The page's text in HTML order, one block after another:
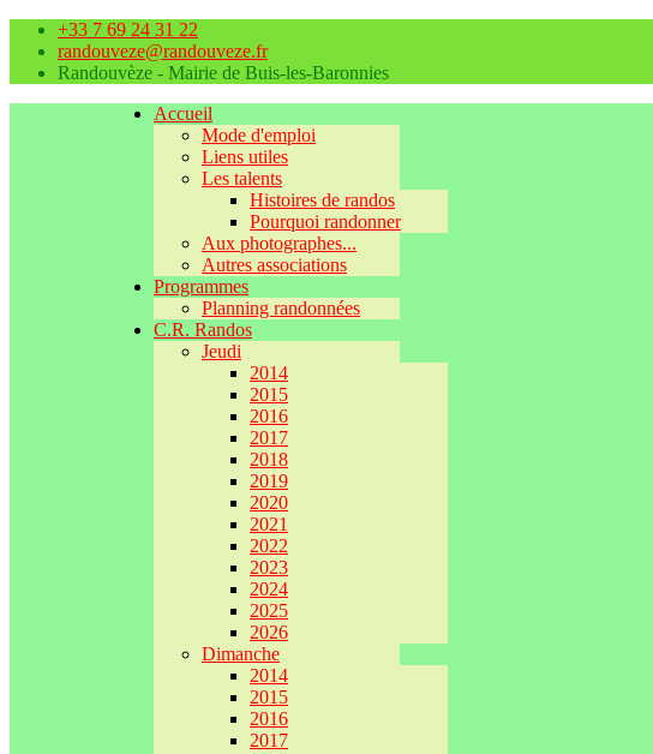
+33 7 69 24 31 22
randouveze@randouveze.fr
Randouvèze - Mairie de Buis-les-Baronnies
Accueil
Mode d'emploi
Liens utiles
Les talents
Histoires de randos
Pourquoi randonner
Aux photographes...
Autres associations
Programmes
Planning randonnées
C.R. Randos
Jeudi
2014
2015
2016
2017
2018
2019
2020
2021
2022
2023
2024
2025
2026
Dimanche
2014
2015
2016
2017